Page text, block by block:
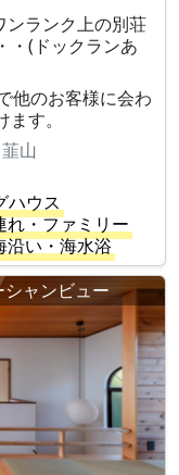
ンランク上の別荘
・(ドックランあ
他のお客様に会わ
す。
山
ハウス
れ・ファミリー
沿い・海水浴
ャンビュー